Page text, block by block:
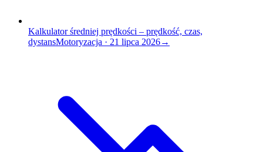
Kalkulator średniej prędkości – prędkość, czas,
dystansMotoryzacja · 21 lipca 2026→